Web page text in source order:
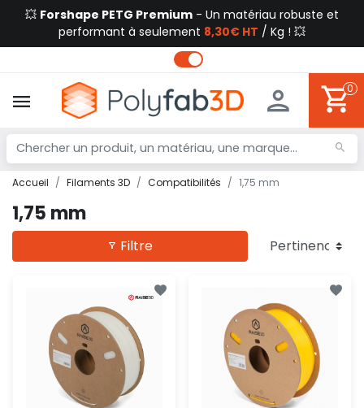
💥 Forshape PETG Premium - Un matériau robuste et
performant à seulement 8,30€ HT / Kg ! 💥
0
Accueil Filaments 3D Compatibilités 1,75 mm
1,75 mm
Filtre